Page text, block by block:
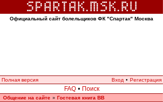
Официальный сайт болельщиков ФК "Спартак" Москва
Полная версия Вход • Регистрация
FAQ • Поиск
Общение на сайте » Гостевая книга ВВ